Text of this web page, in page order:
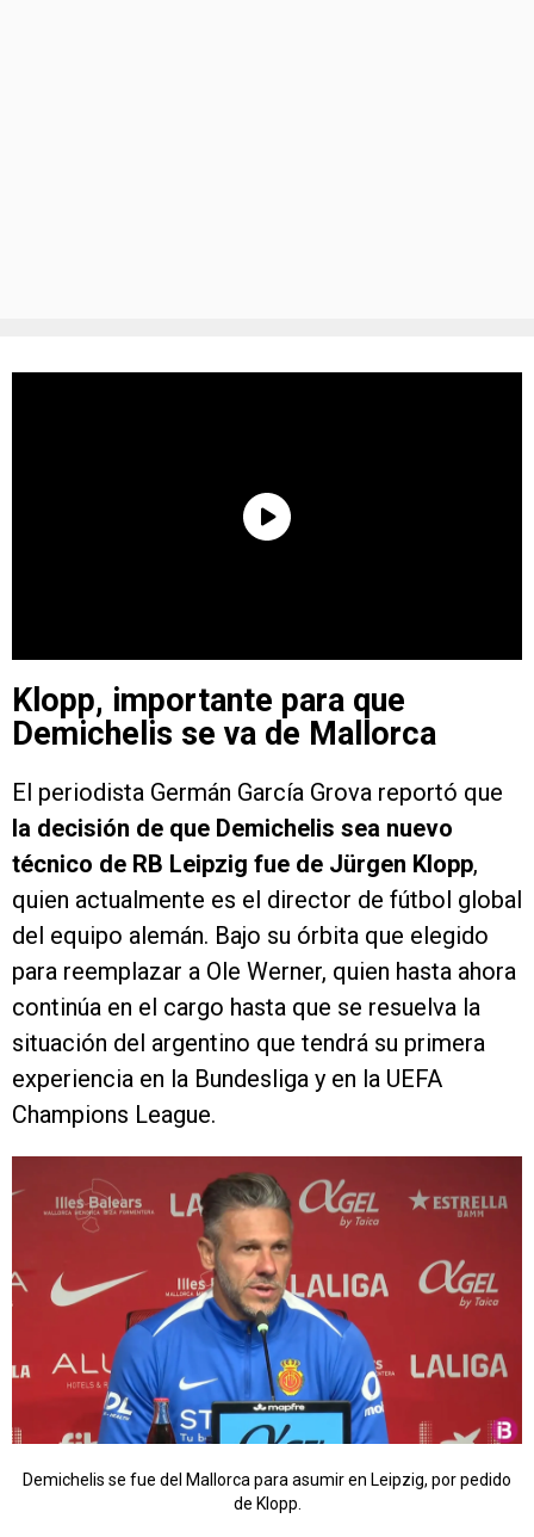
Klopp, importante para que
Demichelis se va de Mallorca
El periodista Germán García Grova reportó que
la decisión de que Demichelis sea nuevo
técnico de RB Leipzig fue de Jürgen Klopp,
quien actualmente es el director de fútbol global
del equipo alemán. Bajo su órbita que elegido
para reemplazar a Ole Werner, quien hasta ahora
continúa en el cargo hasta que se resuelva la
situación del argentino que tendrá su primera
experiencia en la Bundesliga y en la UEFA
Champions League.
Demichelis se fue del Mallorca para asumir en Leipzig, por pedido
de Klopp.